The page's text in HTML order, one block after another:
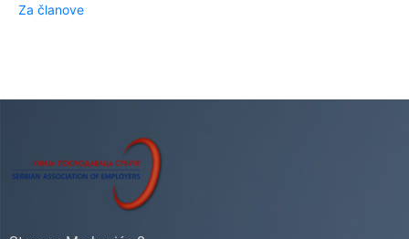
Za članove